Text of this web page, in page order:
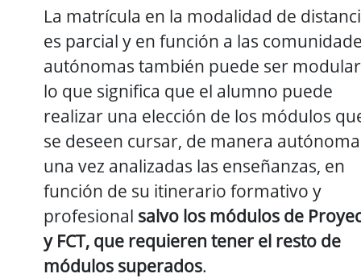
La matrícula en la modalidad de
es parcial y en función a las
autónomas también puede ser
lo que significa que el alumno puede
realizar una elección de los módulos
se deseen cursar, de manera
una vez analizadas las enseñanzas, en
función de su itinerario formativo y
profesional salvo los módulos de
y FCT, que requieren tener el resto de
módulos superados.